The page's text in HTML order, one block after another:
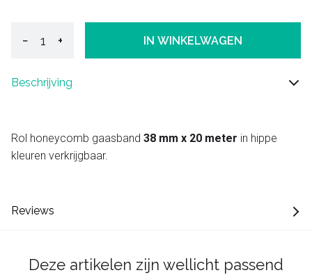
− + IN WINKELWAGEN
Beschrijving
Rol honeycomb gaasband 38 mm x 20 meter in hippe
kleuren verkrijgbaar.
Reviews
Deze artikelen zijn wellicht passend